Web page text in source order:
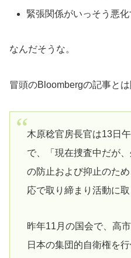
緊張関係がいっそう悪
なんだそうな。
冒頭のBloombergの記事と
木原稔官房長官は13日
で、「現在捜査中だが
の防止および抑止のた
応で取り締まり活動に取
昨年11月の国会で、高
日本の集団的自衛権を